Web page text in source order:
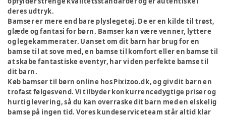
deres udtryk.
Bamser er mere end bare plyslegetøj. De er en kilde til trøst,
glæde og fantasi for børn. Bamser kan være venner, lyttere
og legekammerater. Uanset om dit barn har brug for en
bamse til at sove med, en bamse til komfort eller en bamse til
at skabe fantastiske eventyr, har vi den perfekte bamse til
dit barn.
Køb bamser til børn online hos Pixizoo.dk, og giv dit barn en
trofast følgesvend. Vi tilbyder konkurrencedygtige priser og
hurtig levering, så du kan overraske dit barn med en elskelig
bamse på ingen tid. Vores kundeserviceteam står altid klar